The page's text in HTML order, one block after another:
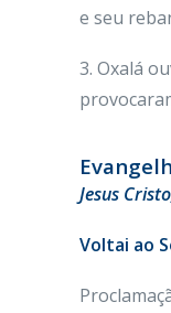
e seu
3. Oxalá
Jesus
Voltai ao